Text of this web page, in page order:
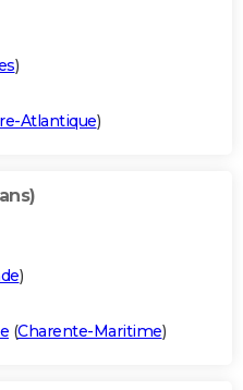
)
Atlantique)
)
(Charente-Maritime)